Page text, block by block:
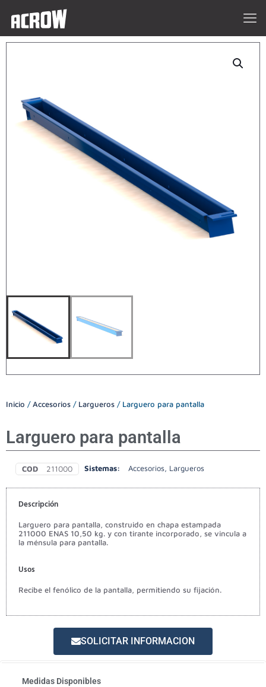
Inicio /Accesorios / Largueros / Larguero para pantalla
Larguero para pantalla
COD 211000 Sistemas: Accesorios Largueros
Descripción
Larguero para pantalla, construido en chapa estampada
211000 ENAS 10,50 kg. y con tirante incorporado, se vincula a
la ménsula para pantalla.
Usos
Recibe el fenólico de la pantalla, permitiendo su fijación.
SOLICITAR INFORMACION
Medidas Disponibles